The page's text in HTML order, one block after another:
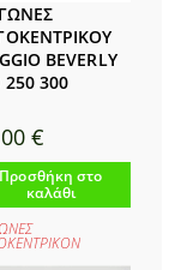
BEVERLY
250 300
€
Προσθήκη στο
καλάθι